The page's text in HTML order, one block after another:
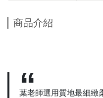
商品介紹
葉老師選用質地最細緻